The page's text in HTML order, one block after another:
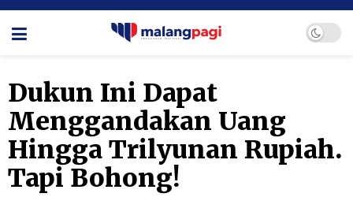
Dukun Ini Dapat
Menggandakan Uang
Hingga Trilyunan Rupiah.
Tapi Bohong!